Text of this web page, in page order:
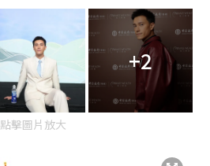
+2
點擊圖片放大